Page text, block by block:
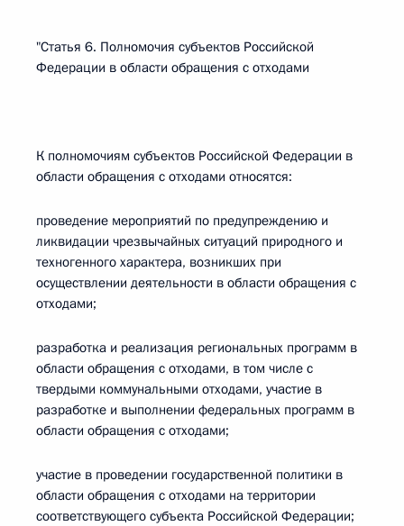
"Статья 6. Полномочия субъектов Российской
Федерации в области обращения с отходами
К полномочиям субъектов Российской Федерации в
области обращения с отходами относятся:
проведение мероприятий по предупреждению и
ликвидации чрезвычайных ситуаций природного и
техногенного характера, возникших при
осуществлении деятельности в области обращения с
отходами;
разработка и реализация региональных программ в
области обращения с отходами, в том числе с
твердыми коммунальными отходами, участие в
разработке и выполнении федеральных программ в
области обращения с отходами;
участие в проведении государственной политики в
области обращения с отходами на территории
соответствующего субъекта Российской Федерации;